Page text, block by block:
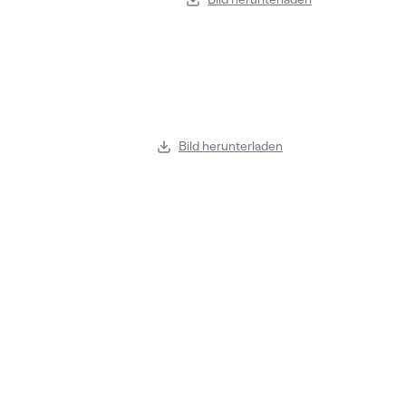
Bild herunterladen